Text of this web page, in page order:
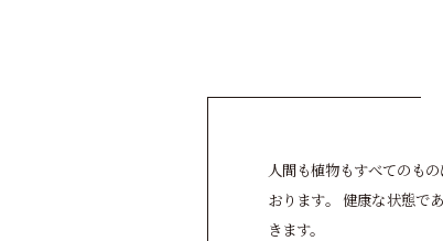
人間も植物もすべてのも
おります。 健康な状態で
きます。